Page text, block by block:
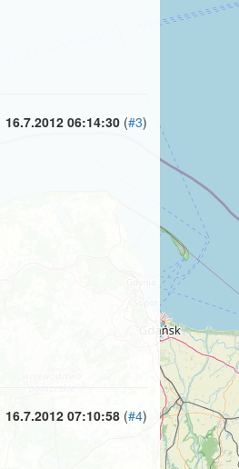
16.7.2012 06:14:30 (#3)
16.7.2012 07:10:58 (#4)